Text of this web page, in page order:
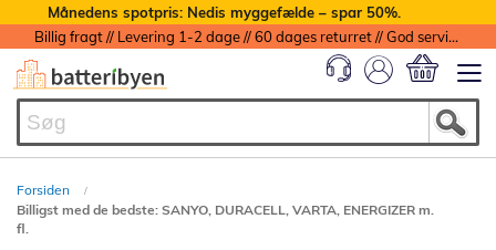
Månedens spotpris: Nedis myggefælde – spar 50%.
Billig fragt // Levering 1-2 dage // 60 dages returret // God service med garanti
Forsiden
Billigst med de bedste: SANYO, DURACELL, VARTA, ENERGIZER m.
fl.